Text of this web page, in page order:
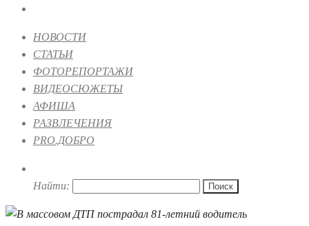
НОВОСТИ
СТАТЬИ
ФОТОРЕПОРТАЖИ
ВИДЕОСЮЖЕТЫ
АФИША
РАЗВЛЕЧЕНИЯ
PRO.ДОБРО
Найти: